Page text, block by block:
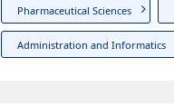
Pharmaceutical Sciences
Administration and Informatics